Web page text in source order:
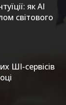
як AI
світового
ШІ-сервісів